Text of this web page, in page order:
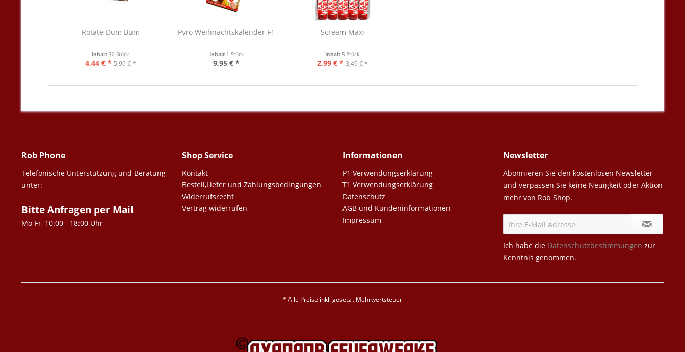
Rotate Dum Bum
Inhalt30 Stück
4,44 € * 5,99 € *
Pyro Weihnachtskalender F1
Inhalt 1 Stück
9,95 € *
Scream Maxi
Inhalt5 Stück
2,99 € * 3,49 € *
Rob Phone
Telefonische Unterstützung und Beratung
unter:
Bitte Anfragen per Mail
Mo-Fr, 10:00 - 18:00 Uhr
Shop Service
Kontakt
Bestell,Liefer und Zahlungsbedingungen
Widerrufsrecht
Vertrag widerrufen
Informationen
P1 Verwendungserklärung
T1 Verwendungserklärung
Datenschutz
AGB und Kundeninformationen
Impressum
Newsletter
Abonnieren Sie den kostenlosen Newsletter
und verpassen Sie keine Neuigkeit oder Aktion
mehr von Rob Shop.
Ich habe die Datenschutzbestimmungen zur
Kenntnis genommen.
* Alle Preise inkl. gesetzl. Mehrwertsteuer